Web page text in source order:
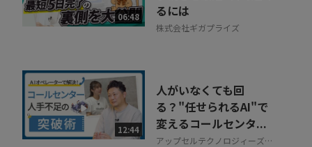
06:48
るには
株式会社ギガプライズ
12:44
人がいなくても回
る？"任せられるAI"で
変えるコールセンタ...
アップセルテクノロジィーズ株